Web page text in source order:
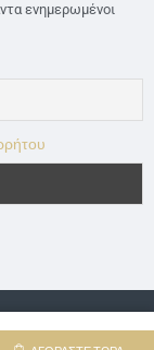
ενημερωμένοι